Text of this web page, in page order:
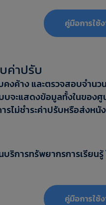
คู่มือการใช้
ค่าปรับ
งค้าง และตรวจสอบจำนว
บจะแสดงข้อมูลทั้งในของ
รไม่ชำระค่าปรับหรือส่งห
การทรัพยากรการเรียนรู้
คู่มือการใช้